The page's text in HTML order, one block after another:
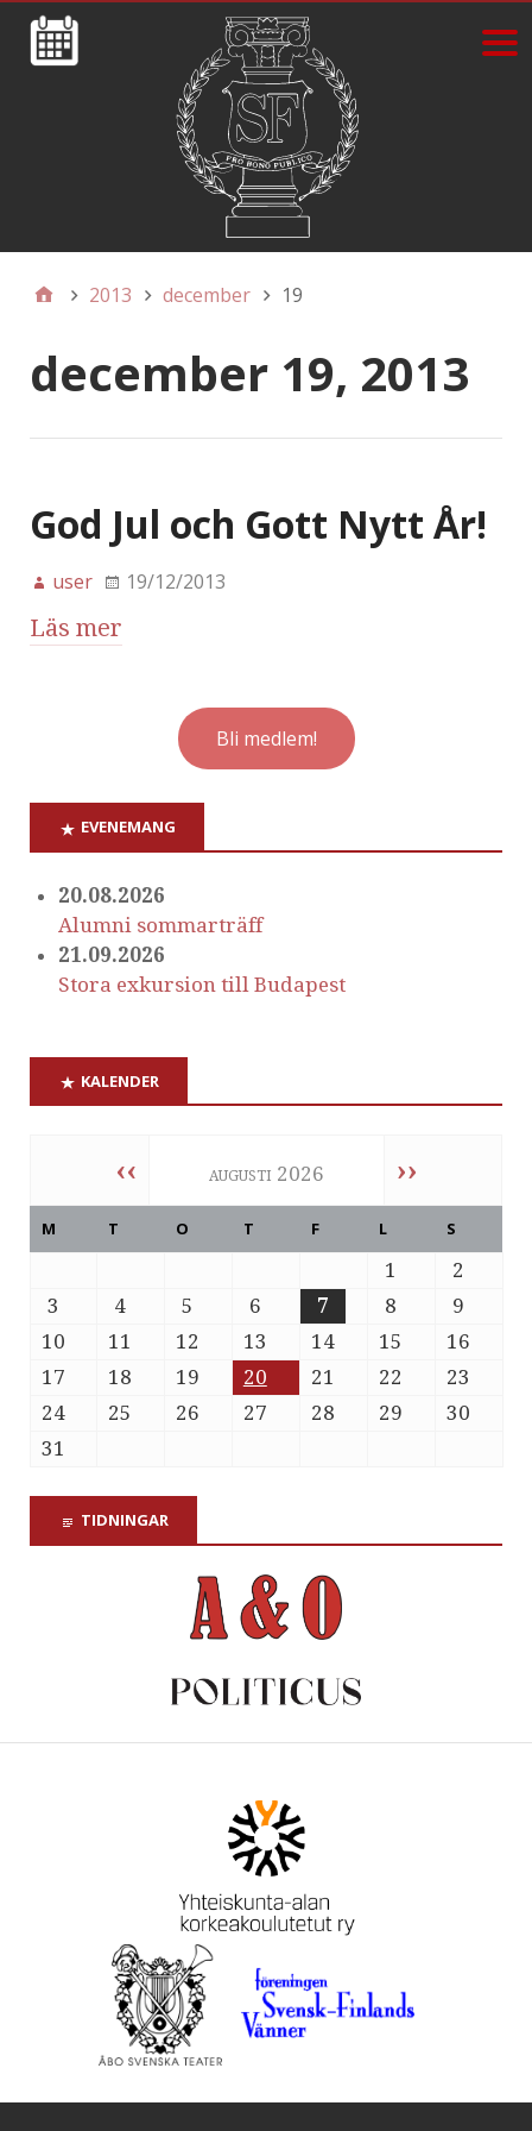
2013 december 19
december 19, 2013
God Jul och Gott Nytt År!
user 19/12/2013
Läs mer
Bli medlem!
EVENEMANG
20.08.2026
Alumni sommarträff
21.09.2026
Stora exkursion till Budapest
KALENDER
‹‹ augusti 2026 ››
M T O T F L S
1
2
3
4 5 6 7 8
9
10
11 12 13 14 15
16
17
18 19 20 21 22
23
24
25 26 27 28 29
30
31
TIDNINGAR